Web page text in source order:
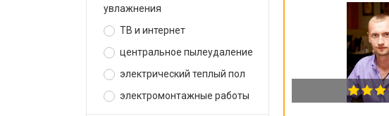
увлажнения
ТВ и интернет
центральное пылеудаление
электрический теплый пол
электромонтажные работы